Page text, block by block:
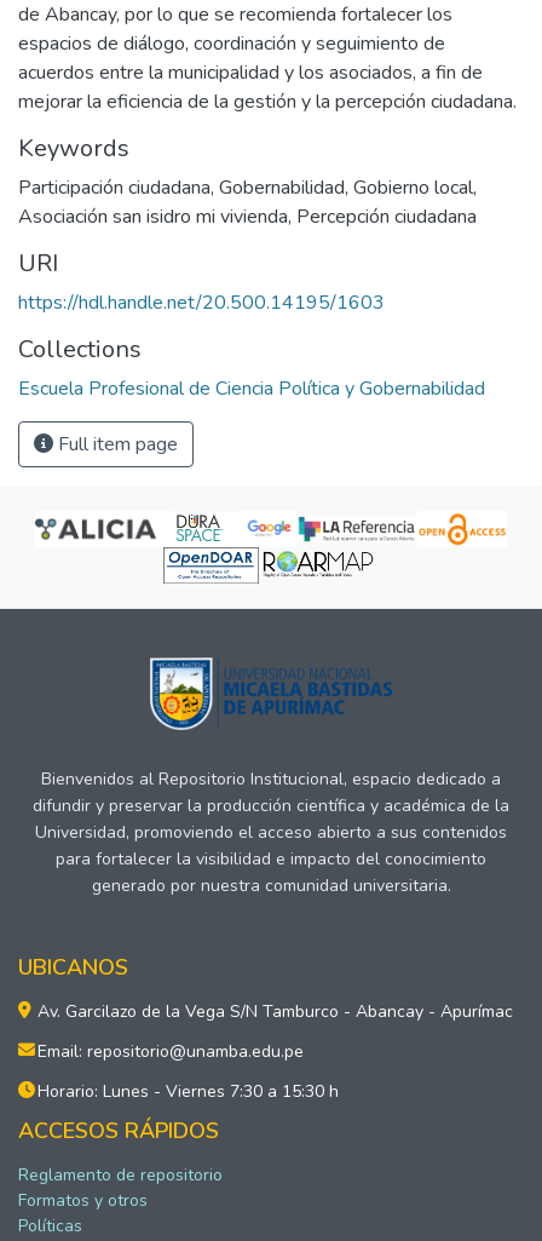
de Abancay, por lo que se recomienda fortalecer los
espacios de diálogo, coordinación y seguimiento de
acuerdos entre la municipalidad y los asociados, a fin de
mejorar la eficiencia de la gestión y la percepción ciudadana.
Keywords
Participación ciudadana, Gobernabilidad, Gobierno local,
Asociación san isidro mi vivienda, Percepción ciudadana
URI
https://hdl.handle.net/20.500.14195/1603
Collections
Escuela Profesional de Ciencia Política y Gobernabilidad
Full item page
Bienvenidos al Repositorio Institucional, espacio dedicado a
difundir y preservar la producción científica y académica de la
Universidad, promoviendo el acceso abierto a sus contenidos
para fortalecer la visibilidad e impacto del conocimiento
generado por nuestra comunidad universitaria.
UBICANOS
Av. Garcilazo de la Vega S/N Tamburco - Abancay - Apurímac
Email: repositorio@unamba.edu.pe
Horario: Lunes - Viernes 7:30 a 15:30 h
ACCESOS RÁPIDOS
Reglamento de repositorio
Formatos y otros
Políticas